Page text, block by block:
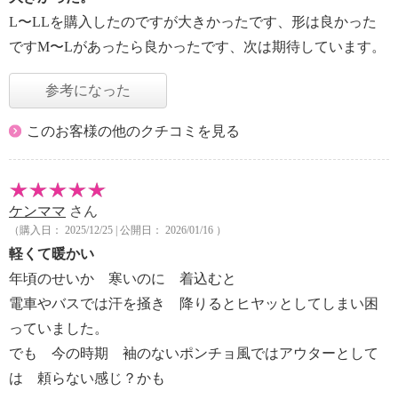
L〜LLを購入したのですが大きかったです、形は良かった
ですM〜Lがあったら良かったです、次は期待しています。
参考になった
このお客様の他のクチコミを見る
ケンママ さん
（購入日： 2025/12/25 | 公開日： 2026/01/16 ）
軽くて暖かい
年頃のせいか 寒いのに 着込むと
電車やバスでは汗を掻き 降りるとヒヤッとしてしまい困
っていました。
でも 今の時期 袖のないポンチョ風ではアウターとして
は 頼らない感じ？かも